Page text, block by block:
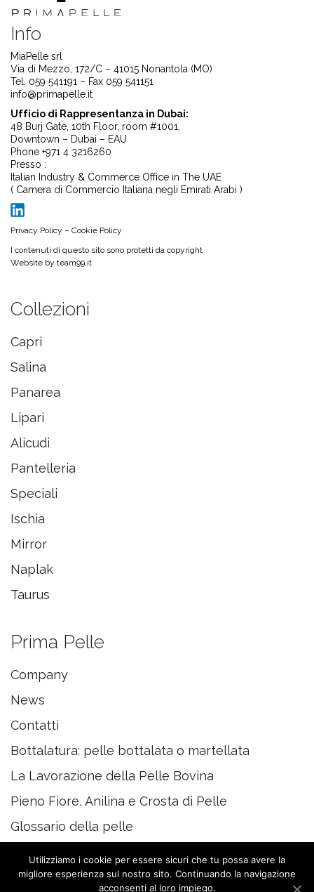
Info
MiaPelle srl
Via di Mezzo, 172/C – 41015 Nonantola (MO)
Tel. 059 541191 – Fax 059 541151
info@primapelle.it
Ufficio di Rappresentanza in Dubai:
48 Burj Gate, 10th Floor, room #1001,
Downtown – Dubai – EAU
Phone +971 4 3216260
Presso :
Italian Industry & Commerce Office in The UAE
( Camera di Commercio Italiana negli Emirati Arabi )
Privacy Policy – Cookie Policy
I contenuti di questo sito sono protetti da copyright
Website by team99.it
Collezioni
Capri
Salina
Panarea
Lipari
Alicudi
Pantelleria
Speciali
Ischia
Mirror
Naplak
Taurus
Prima Pelle
Company
News
Contatti
Bottalatura: pelle bottalata o martellata
La Lavorazione della Pelle Bovina
Pieno Fiore, Anilina e Crosta di Pelle
Glossario della pelle
Utilizziamo i cookie per essere sicuri che tu possa avere la
migliore esperienza sul nostro sito. Continuando la navigazione
acconsenti al loro impiego.